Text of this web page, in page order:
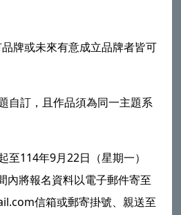
牌或未來有意成立品牌者皆可
自訂，且作品須為同一主題系
至114年9月22日（星期一）
內將報名資料以電子郵件寄至
信箱或郵寄掛號、親送至